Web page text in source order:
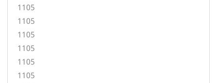
1105
1105
1105
1105
1105
1105